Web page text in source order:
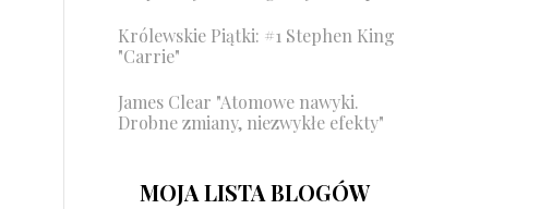
Królewskie Piątki: #1 Stephen King
"Carrie"
James Clear "Atomowe nawyki.
Drobne zmiany, niezwykłe efekty"
MOJA LISTA BLOGÓW